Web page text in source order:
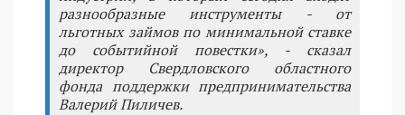
разнообразные инструменты - от
льготных займов по минимальной ставке
до событийной повестки», - сказал
директор Свердловского областного
фонда поддержки предпринимательства
Валерий Пиличев.